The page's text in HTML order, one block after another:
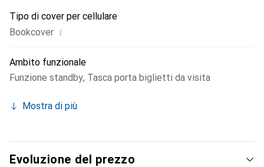
Tipo di cover per cellulare
Bookcover i
Ambito funzionale
Funzione standby, Tasca porta biglietti da visita
Mostra di più
Evoluzione del prezzo